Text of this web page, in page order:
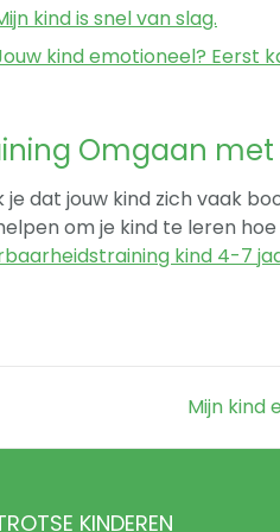
kind is snel van slag.
kind emotioneel? Eerst
Omgaan
je dat jouw kind zich vaak
om je kind te leren
kind 4-7
Mijn kind
KINDEREN